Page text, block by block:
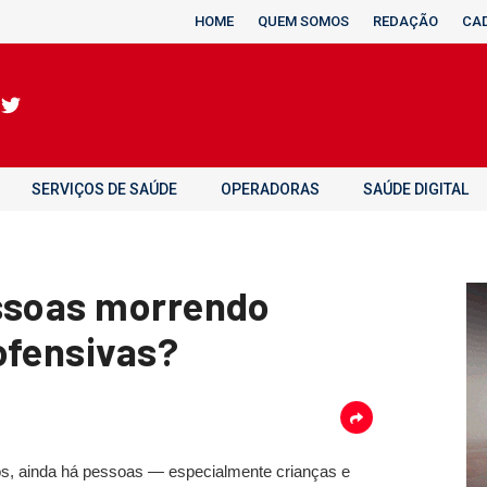
HOME QUEM SOMOS REDAÇÃO
SERVIÇOS DE SAÚDE OPERADORAS SAÚDE DIGITAL
morrendo
ainda há pessoas — especialmente crianças e